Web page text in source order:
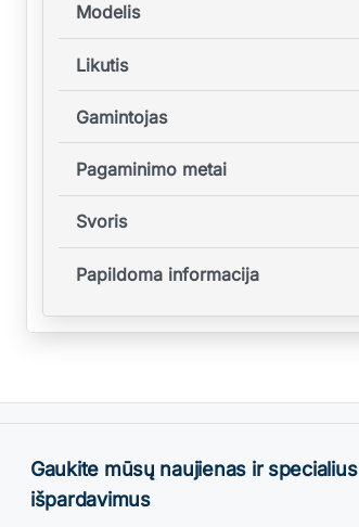
Modelis
Likutis
Gamintojas
Pagaminimo metai
Svoris
Papildoma informacija
Gaukite mūsų naujienas ir specialius
išpardavimus